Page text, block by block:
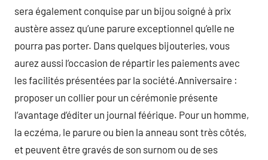
sera également conquise par un bijou soigné à prix
austère assez qu’une parure exceptionnel qu’elle ne
pourra pas porter. Dans quelques bijouteries, vous
aurez aussi l’occasion de répartir les paiements avec
les facilités présentées par la société.Anniversaire :
proposer un collier pour un cérémonie présente
l’avantage d’éditer un journal féérique. Pour un homme,
la eczéma, le parure ou bien la anneau sont très côtés,
et peuvent être gravés de son surnom ou de ses